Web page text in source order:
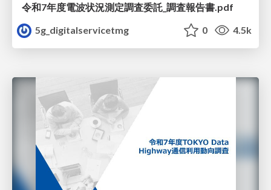
令和7年度電波状況測定調査委託_調査報告書.pdf
5g_digitalservicetmg
0 4.5k